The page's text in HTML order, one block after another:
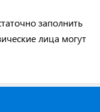
заполнить
лица могут